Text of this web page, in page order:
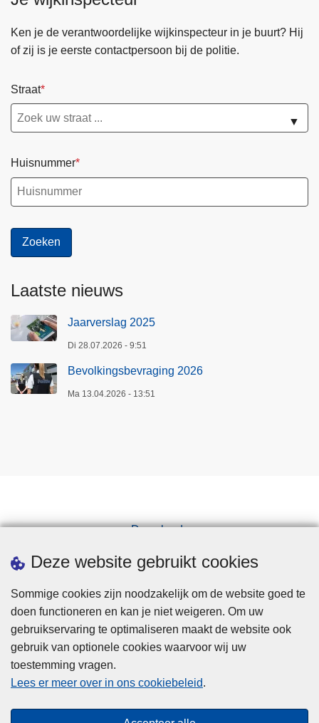
Deze website gebruikt cookies
Sommige cookies zijn noodzakelijk om de website goed te
doen functioneren en kan je niet weigeren. Om uw
gebruikservaring te optimaliseren maakt de website ook
gebruik van optionele cookies waarvoor wij uw
toestemming vragen.
Lees er meer over in ons cookiebeleid.
Ken je de verantwoordelijke wijkinspecteur in je buurt? Hij
of zij is je eerste contactpersoon bij de politie.
Straat
▼
Huisnummer
Laatste nieuws
Jaarverslag 2025
Di 28.07.2026 - 9:51
Bevolkingsbevraging 2026
Ma 13.04.2026 - 13:51
Downloads
Privacy
Cookies